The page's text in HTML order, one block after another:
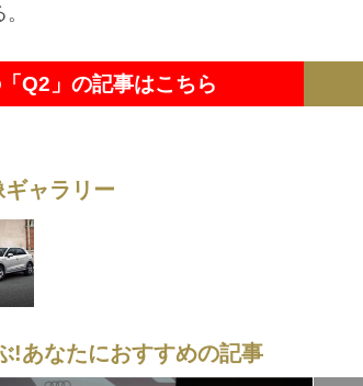
Q2」の記事はこちら
ャラリー
!あなたにおすすめの記事